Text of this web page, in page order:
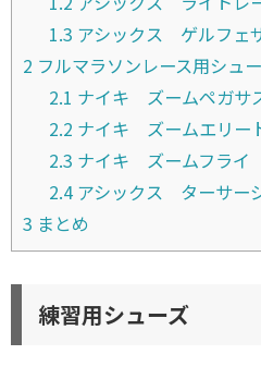
1.3 アシックス ゲルフェ
2 フルマラソンレース用シュ
2.1 ナイキ ズームペガサ
2.2 ナイキ ズームエリー
2.3 ナイキ ズームフライ
2.4 アシックス ターサー
3 まとめ
練習用シューズ